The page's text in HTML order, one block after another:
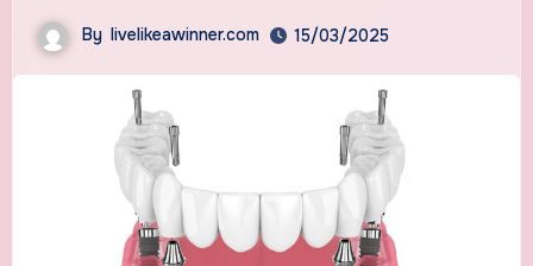
By livelikeawinner.com 15/03/2025